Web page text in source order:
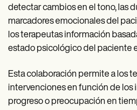
detectar cambios en el tono, las
marcadores emocionales del
los terapeutas información
estado psicológico del paciente
Esta colaboración permite a los
intervenciones en función de los
progreso o preocupación en